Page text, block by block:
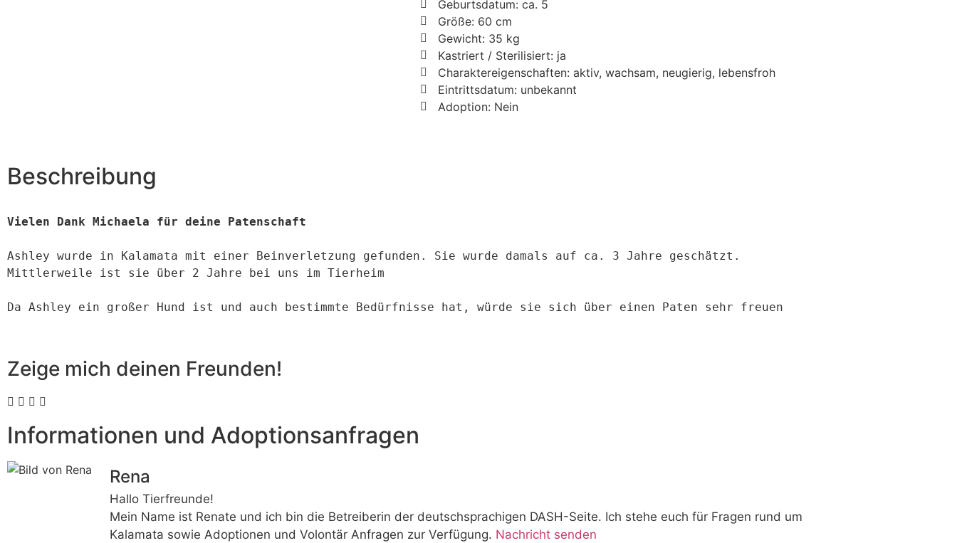
Geburtsdatum: ca. 5
Größe: 60 cm
Gewicht: 35 kg
Kastriert / Sterilisiert: ja
Charaktereigenschaften: aktiv, wachsam, neugierig, lebensfroh
Eintrittsdatum: unbekannt
Adoption: Nein
Beschreibung
Vielen Dank Michaela für deine Patenschaft
Ashley wurde in Kalamata mit einer Beinverletzung gefunden. Sie wurde damals auf ca. 3 Jahre geschätzt.
Mittlerweile ist sie über 2 Jahre bei uns im Tierheim
Da Ashley ein großer Hund ist und auch bestimmte Bedürfnisse hat, würde sie sich über einen Paten sehr freuen
Zeige mich deinen Freunden!
Informationen und Adoptionsanfragen
Rena
Hallo Tierfreunde!
Mein Name ist Renate und ich bin die Betreiberin der deutschsprachigen DASH-Seite. Ich stehe euch für Fragen rund um
Kalamata sowie Adoptionen und Volontär Anfragen zur Verfügung. Nachricht senden